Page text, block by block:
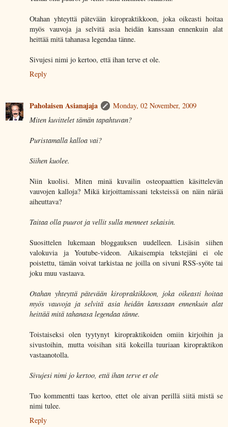
Otahan yhteyttä pätevään kiropraktikkoon, joka oikeasti hoitaa
myös vauvoja ja selvitä asia heidän kanssaan ennenkuin alat
heittää mitä tahanasa legendaa tänne.
Sivujesi nimi jo kertoo, että ihan terve et ole.
Reply
Paholaisen Asianajaja
Monday, 02 November, 2009
Miten kuvittelet tämän tapahtuvan?
Puristamalla kalloa vai?
Siihen kuolee.
Niin kuolisi. Miten minä kuvailin osteopaattien käsittelevän
vauvojen kalloja? Mikä kirjoittamissani teksteissä on näin närää
aiheuttava?
Taitaa olla puurot ja vellit sulla menneet sekaisin.
Suosittelen lukemaan bloggauksen uudelleen. Lisäsin siihen
valokuvia ja Youtube-videon. Aikaisempia tekstejäni ei ole
poistettu, tämän voivat tarkistaa ne joilla on sivuni RSS-syöte tai
joku muu vastaava.
Otahan yhteyttä pätevään kiropraktikkoon, joka oikeasti hoitaa
myös vauvoja ja selvitä asia heidän kanssaan ennenkuin alat
heittää mitä tahanasa legendaa tänne.
Toistaiseksi olen tyytynyt kiropraktikoiden omiin kirjoihin ja
sivustoihin, mutta voisihan sitä kokeilla tuuriaan kiropraktikon
vastaanotolla.
Sivujesi nimi jo kertoo, että ihan terve et ole
Tuo kommentti taas kertoo, ettet ole aivan perillä siitä mistä se
nimi tulee.
Reply